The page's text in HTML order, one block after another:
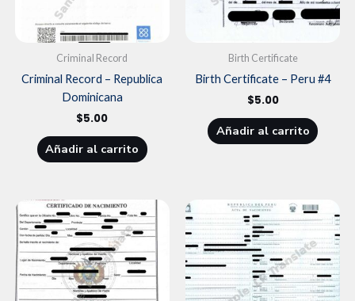
Criminal Record
Criminal Record – Republica
Dominicana
$5.00
Añadir al carrito
Birth Certificate
Birth Certificate – Peru #4
$5.00
Añadir al carrito